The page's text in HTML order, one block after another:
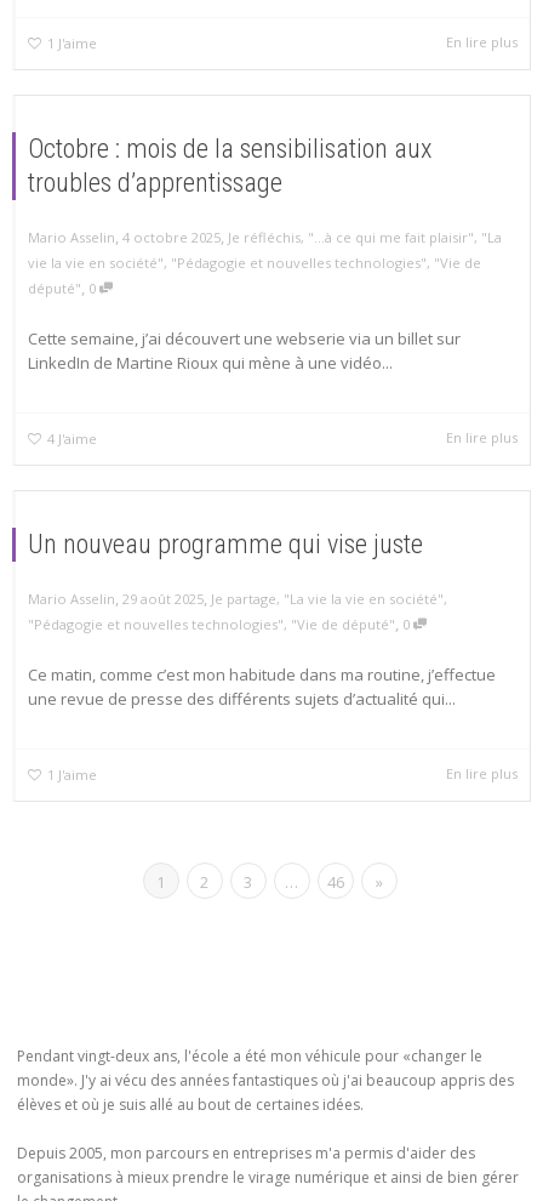
1 J'aime En lire plus
Octobre : mois de la sensibilisation aux
troubles d’apprentissage
Mario Asselin, 4 octobre 2025, Je réfléchis, "...à ce qui me fait plaisir", "La
vie la vie en société", "Pédagogie et nouvelles technologies", "Vie de
député", 0
Cette semaine, j’ai découvert une webserie via un billet sur
LinkedIn de Martine Rioux qui mène à une vidéo...
4 J'aime En lire plus
Un nouveau programme qui vise juste
Mario Asselin, 29 août 2025, Je partage, "La vie la vie en société",
"Pédagogie et nouvelles technologies", "Vie de député", 0
Ce matin, comme c’est mon habitude dans ma routine, j’effectue
une revue de presse des différents sujets d’actualité qui...
1 J'aime En lire plus
1 2 3 … 46 »
Pendant vingt-deux ans, l'école a été mon véhicule pour «changer le
monde». J'y ai vécu des années fantastiques où j'ai beaucoup appris des
élèves et où je suis allé au bout de certaines idées.
Depuis 2005, mon parcours en entreprises m'a permis d'aider des
organisations à mieux prendre le virage numérique et ainsi de bien gérer